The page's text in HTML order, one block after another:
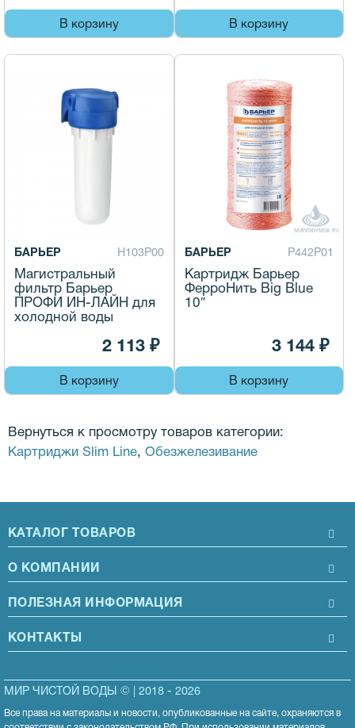
В корзину В корзину
БАРЬЕР Н103Р00
Магистральный
фильтр Барьер
ПРОФИ ИН-ЛАЙН для
холодной воды
2 113 ₽
В корзину
БАРЬЕР Р442Р01
Картридж Барьер
ФерроНить Big Blue
10″
3 144 ₽
В корзину
Вернуться к просмотру товаров категории:
Картриджи Slim Line, Обезжелезивание
КАТАЛОГ ТОВАРОВ
О КОМПАНИИ
ПОЛЕЗНАЯ ИНФОРМАЦИЯ
КОНТАКТЫ
МИР ЧИСТОЙ ВОДЫ © | 2018 - 2026
Все права на материалы и новости, опубликованные на сайте, охраняются в